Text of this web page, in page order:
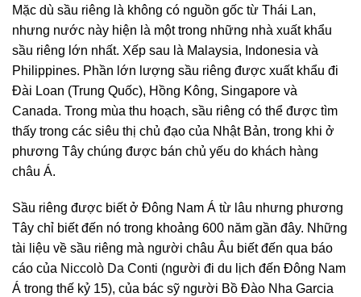
Mặc dù sầu riêng là không có nguồn gốc từ Thái Lan,
nhưng nước này hiện là một trong những nhà xuất khẩu
sầu riêng lớn nhất. Xếp sau là Malaysia, Indonesia và
Philippines. Phần lớn lượng sầu riêng được xuất khẩu đi
Đài Loan (Trung Quốc), Hồng Kông, Singapore và
Canada. Trong mùa thu hoạch, sầu riêng có thể được tìm
thấy trong các siêu thị chủ đạo của Nhật Bản, trong khi ở
phương Tây chúng được bán chủ yếu do khách hàng
châu Á.
Sầu riêng được biết ở Đông Nam Á từ lâu nhưng phương
Tây chỉ biết đến nó trong khoảng 600 năm gần đây. Những
tài liệu về sầu riêng mà người châu Âu biết đến qua báo
cáo của Niccolò Da Conti (người đi du lịch đến Đông Nam
Á trong thế kỷ 15), của bác sỹ người Bồ Đào Nha Garcia